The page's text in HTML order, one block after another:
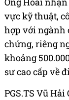
vực kỹ thuật,
hợp với ngành
chứng, riêng
khoảng
sư cao cấp về
PGS.TS Vũ Hải